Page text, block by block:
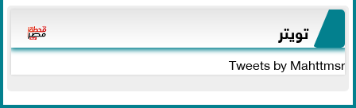
تويتر
Tweets by Mahttmsr